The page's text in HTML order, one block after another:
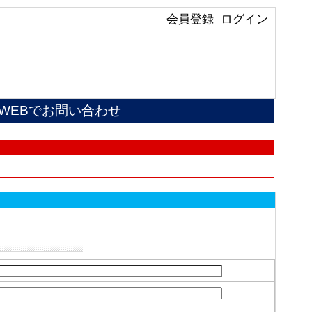
ログイン
会員登録
でお問い合わせ